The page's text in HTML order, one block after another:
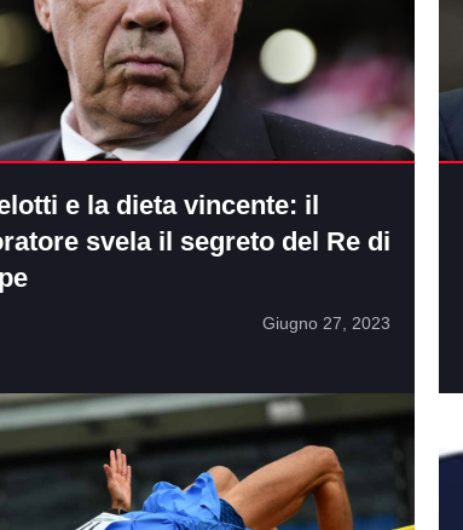
e la dieta vincente: il
svela il segreto del Re di
Giugno 27, 2023